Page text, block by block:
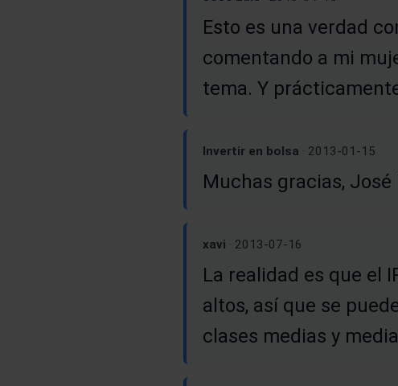
Esto es una verdad
comentando a mi
tema. Y
Invertir en bolsa · 2013-01-15
Muchas gracias, José
xavi · 2013-07-16
La realidad es que el
altos, así que se
clases medias y